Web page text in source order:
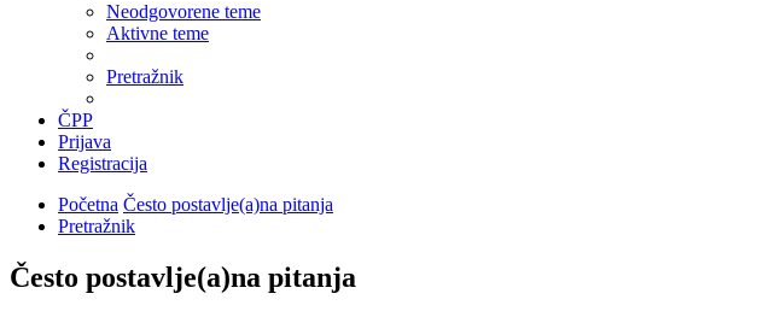
Neodgovorene teme
Aktivne teme
Pretražnik
ČPP
Prijava
Registracija
Početna Često postavlje(a)na pitanja
Pretražnik
Često postavlje(a)na pitanja